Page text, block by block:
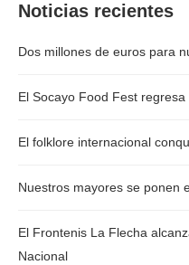
Noticias recientes
Dos millones de euros para
El Socayo Food Fest
El folklore internacional
Nuestros mayores se ponen
El Frontenis La Flecha
Nacional